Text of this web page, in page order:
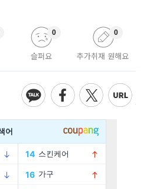
슬퍼요
0
추가취재 원해요
0